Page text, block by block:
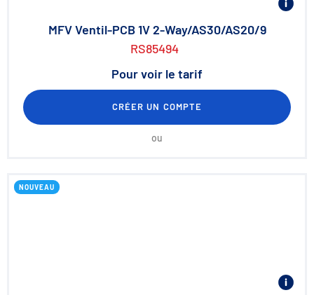
MFV Ventil-PCB 1V 2-Way/AS30/AS20/9
RS85494
Pour voir le tarif
CRÉER UN COMPTE
ou
NOUVEAU